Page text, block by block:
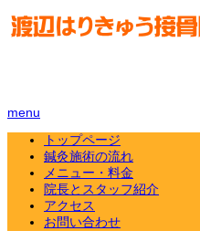
menu
トップページ
鍼灸施術の流れ
メニュー・料金
院長とスタッフ紹介
アクセス
お問い合わせ